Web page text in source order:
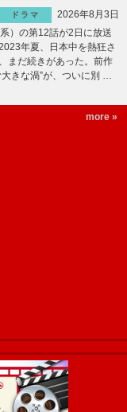
ドラマ
2026年8月3日
）の第12話が2日に放送
年夏、日本中を熱狂さ
まだ続きがあった。前作
きな渦”が、ついに別 …
more »